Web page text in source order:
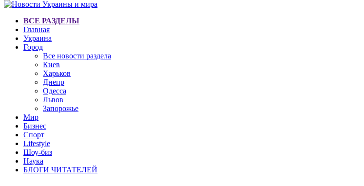
ВСЕ РАЗДЕЛЫ
Главная
Украина
Город
Все новости раздела
Киев
Харьков
Днепр
Одесса
Львов
Запорожье
Мир
Бизнес
Спорт
Lifestyle
Шоу-биз
Наука
БЛОГИ ЧИТАТЕЛЕЙ